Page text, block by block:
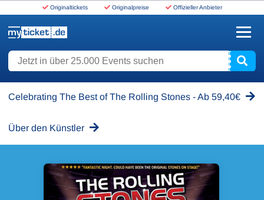
Originaltickets Originalpreise Offizieller Anbieter
Jetzt in über 25.000 Events suchen
Celebrating The Best of The Rolling Stones - Ab 59,40€
Über den Künstler